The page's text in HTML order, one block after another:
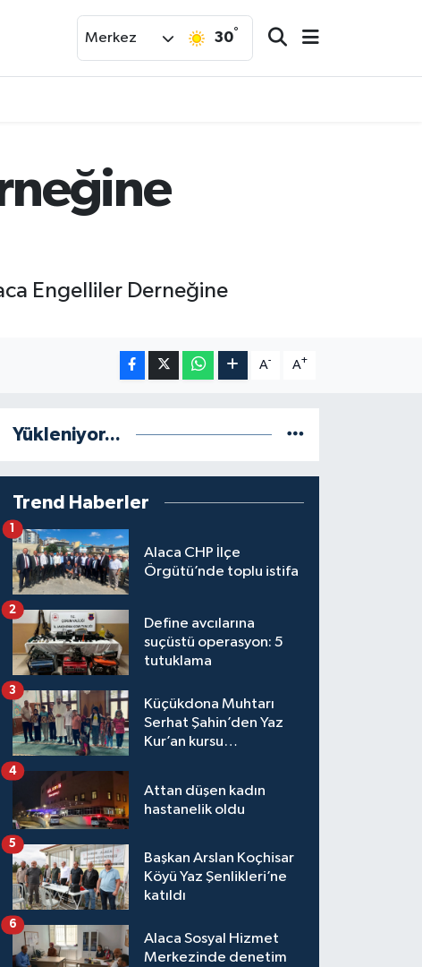
Merkez 30°
Engelliler Derneğine
A- A+
Yükleniyor...
Trend Haberler
Alaca CHP İlçe
Örgütü’nde toplu istifa
1
Define avcılarına
suçüstü operasyon: 5
tutuklama
2
Küçükdona Muhtarı
Serhat Şahin’den Yaz
Kur’an kursu
3
Attan düşen kadın
hastanelik oldu
4
Başkan Arslan Koçhisar
Köyü Yaz Şenlikleri’ne
katıldı
5
Alaca Sosyal Hizmet
Merkezinde denetim
6